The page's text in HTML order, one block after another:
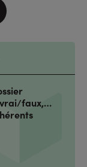
vrai/faux,…